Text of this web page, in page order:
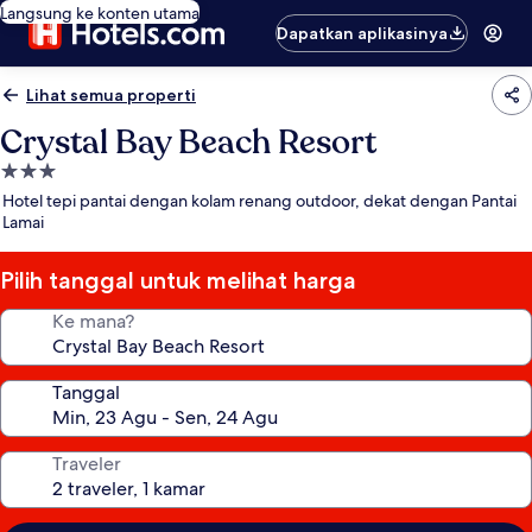
Langsung ke konten utama
Dapatkan aplikasinya
Lihat semua properti
Crystal Bay Beach Resort
Properti
bintang
3.0
Hotel tepi pantai dengan kolam renang outdoor, dekat dengan Pantai
Lamai
Pilih tanggal untuk melihat harga
Ke mana?
Tanggal
Traveler